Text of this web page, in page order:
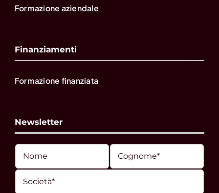
Formazione aziendale
Finanziamenti
Formazione finanziata
Newsletter